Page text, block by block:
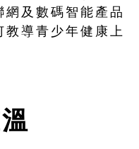
及數碼智能產品
教導青少年健康上